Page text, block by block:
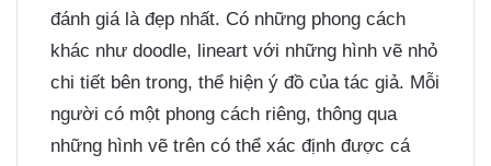
đánh giá là đẹp nhất. Có những phong cách
khác như doodle, lineart với những hình vẽ nhỏ
chi tiết bên trong, thể hiện ý đồ của tác giả. Mỗi
người có một phong cách riêng, thông qua
những hình vẽ trên có thể xác định được cá